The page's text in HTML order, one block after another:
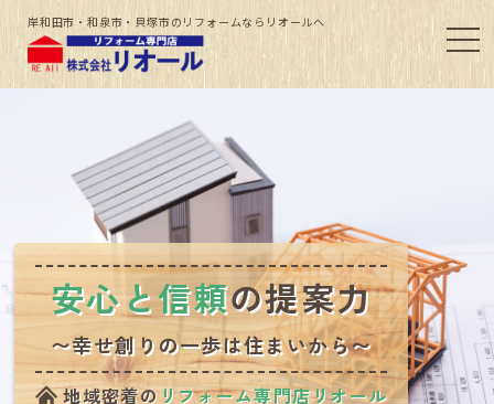
岸和田市・和泉市・貝塚市のリフォームならリオールへ
安心と信頼の提案力
〜幸せ創りの一歩は住まいから〜
地域密着の リフォーム専門店リオール